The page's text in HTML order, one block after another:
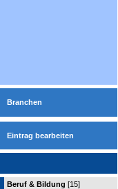
Branchen
Eintrag bearbeiten
Beruf & Bildung [15]